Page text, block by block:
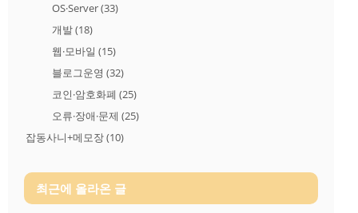
OS·Server(33)
개발(18)
웹·모바일 (15)
블로그운영 (32)
코인·암호화폐 (25)
오류·장애·문제 (25)
잡동사니+메모장(10)
최근에 올라온 글